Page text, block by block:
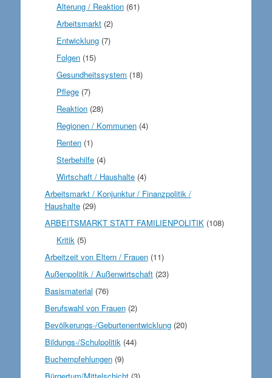
Alterung / Reaktion (61)
Arbeitsmarkt (2)
Entwicklung (7)
Folgen (15)
Gesundheitssystem (18)
Pflege (7)
Reaktion (28)
Regionen / Kommunen (4)
Renten (1)
Sterbehilfe (4)
Wirtschaft / Haushalte (4)
Arbeitsmarkt / Konjunktur / Finanzpolitik /
Haushalte(29)
ARBEITSMARKT STATT FAMILIENPOLITIK(108)
Kritik (5)
Arbeitzeit von Eltern / Frauen(11)
Außenpolitik / Außenwirtschaft(23)
Basismaterial (76)
Berufswahl von Frauen(2)
Bevölkerungs-/Geburtenentwicklung(20)
Bildungs-/Schulpolitik(44)
Buchempfehlungen(9)